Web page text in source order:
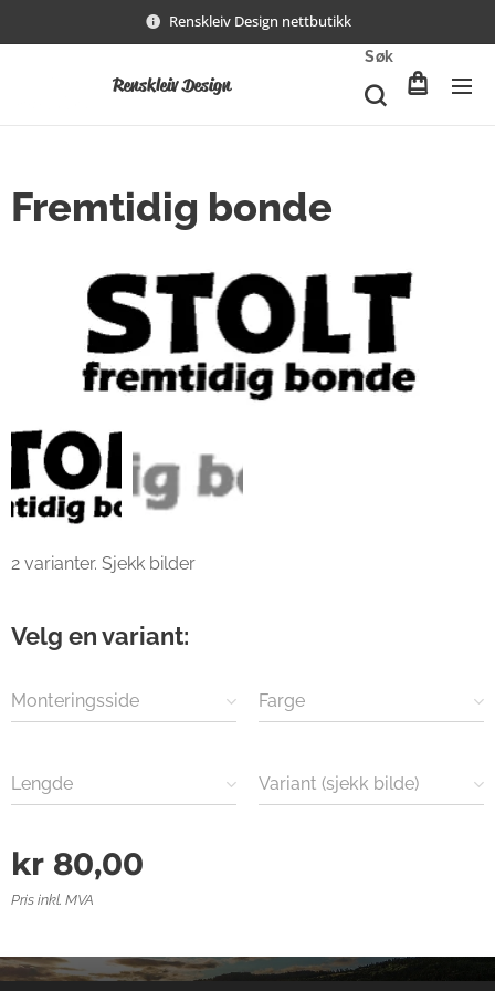
Renskleiv Design nettbutikk
Renskleiv Design
Søk
Fremtidig bonde
2 varianter. Sjekk bilder
Velg en variant:
Monteringsside Farge
Lengde Variant (sjekk bilde)
kr 80,00
Pris inkl. MVA